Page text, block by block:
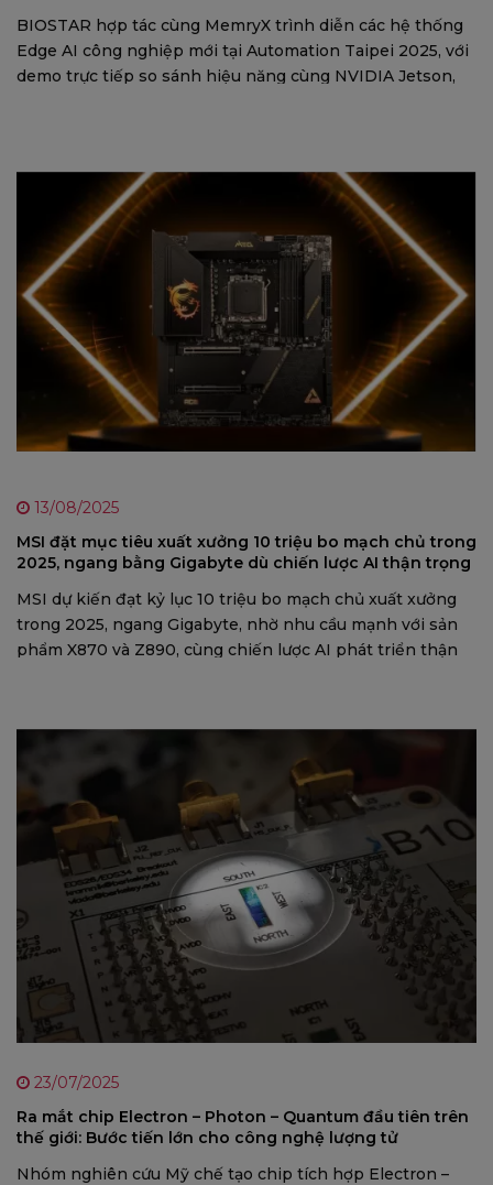
BIOSTAR hợp tác cùng MemryX trình diễn các hệ thống
Edge AI công nghiệp mới tại Automation Taipei 2025, với
demo trực tiếp so sánh hiệu năng cùng NVIDIA Jetson,
13/08/2025
MSI đặt mục tiêu xuất xưởng 10 triệu bo mạch chủ trong
2025, ngang bằng Gigabyte dù chiến lược AI thận trọng
MSI dự kiến đạt kỷ lục 10 triệu bo mạch chủ xuất xưởng
trong 2025, ngang Gigabyte, nhờ nhu cầu mạnh với sản
phẩm X870 và Z890, cùng chiến lược AI phát triển thận
23/07/2025
Ra mắt chip Electron – Photon – Quantum đầu tiên trên
thế giới: Bước tiến lớn cho công nghệ lượng tử
Nhóm nghiên cứu Mỹ chế tạo chip tích hợp Electron –